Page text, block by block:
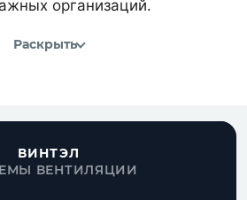
организаций.
Раскрыть
ВИНТЭЛ
ВЕНТИЛЯЦИИ